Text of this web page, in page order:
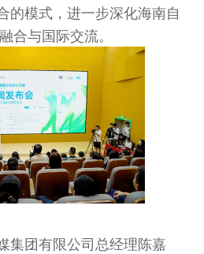
的模式，进一步深化海南自
合与国际交流。
集团有限公司总经理陈嘉